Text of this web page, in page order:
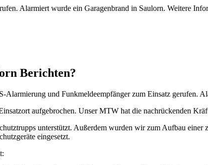
Alarmiert wurde ein Garagenbrand in Saulorn. Weitere
Berichten?
und Funkmeldeempfänger zum Einsatz gerufen.
aufgebrochen. Unser MTW hat die nachrückenden
unterstützt. Außerdem wurden wir zum Aufbau einer
eingesetzt.